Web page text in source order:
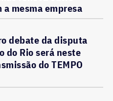
mesma empresa
debate da disputa
do Rio será neste
do TEMPO